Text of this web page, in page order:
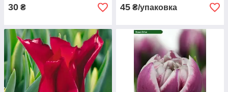
30 ₴ 45 ₴/упаковка